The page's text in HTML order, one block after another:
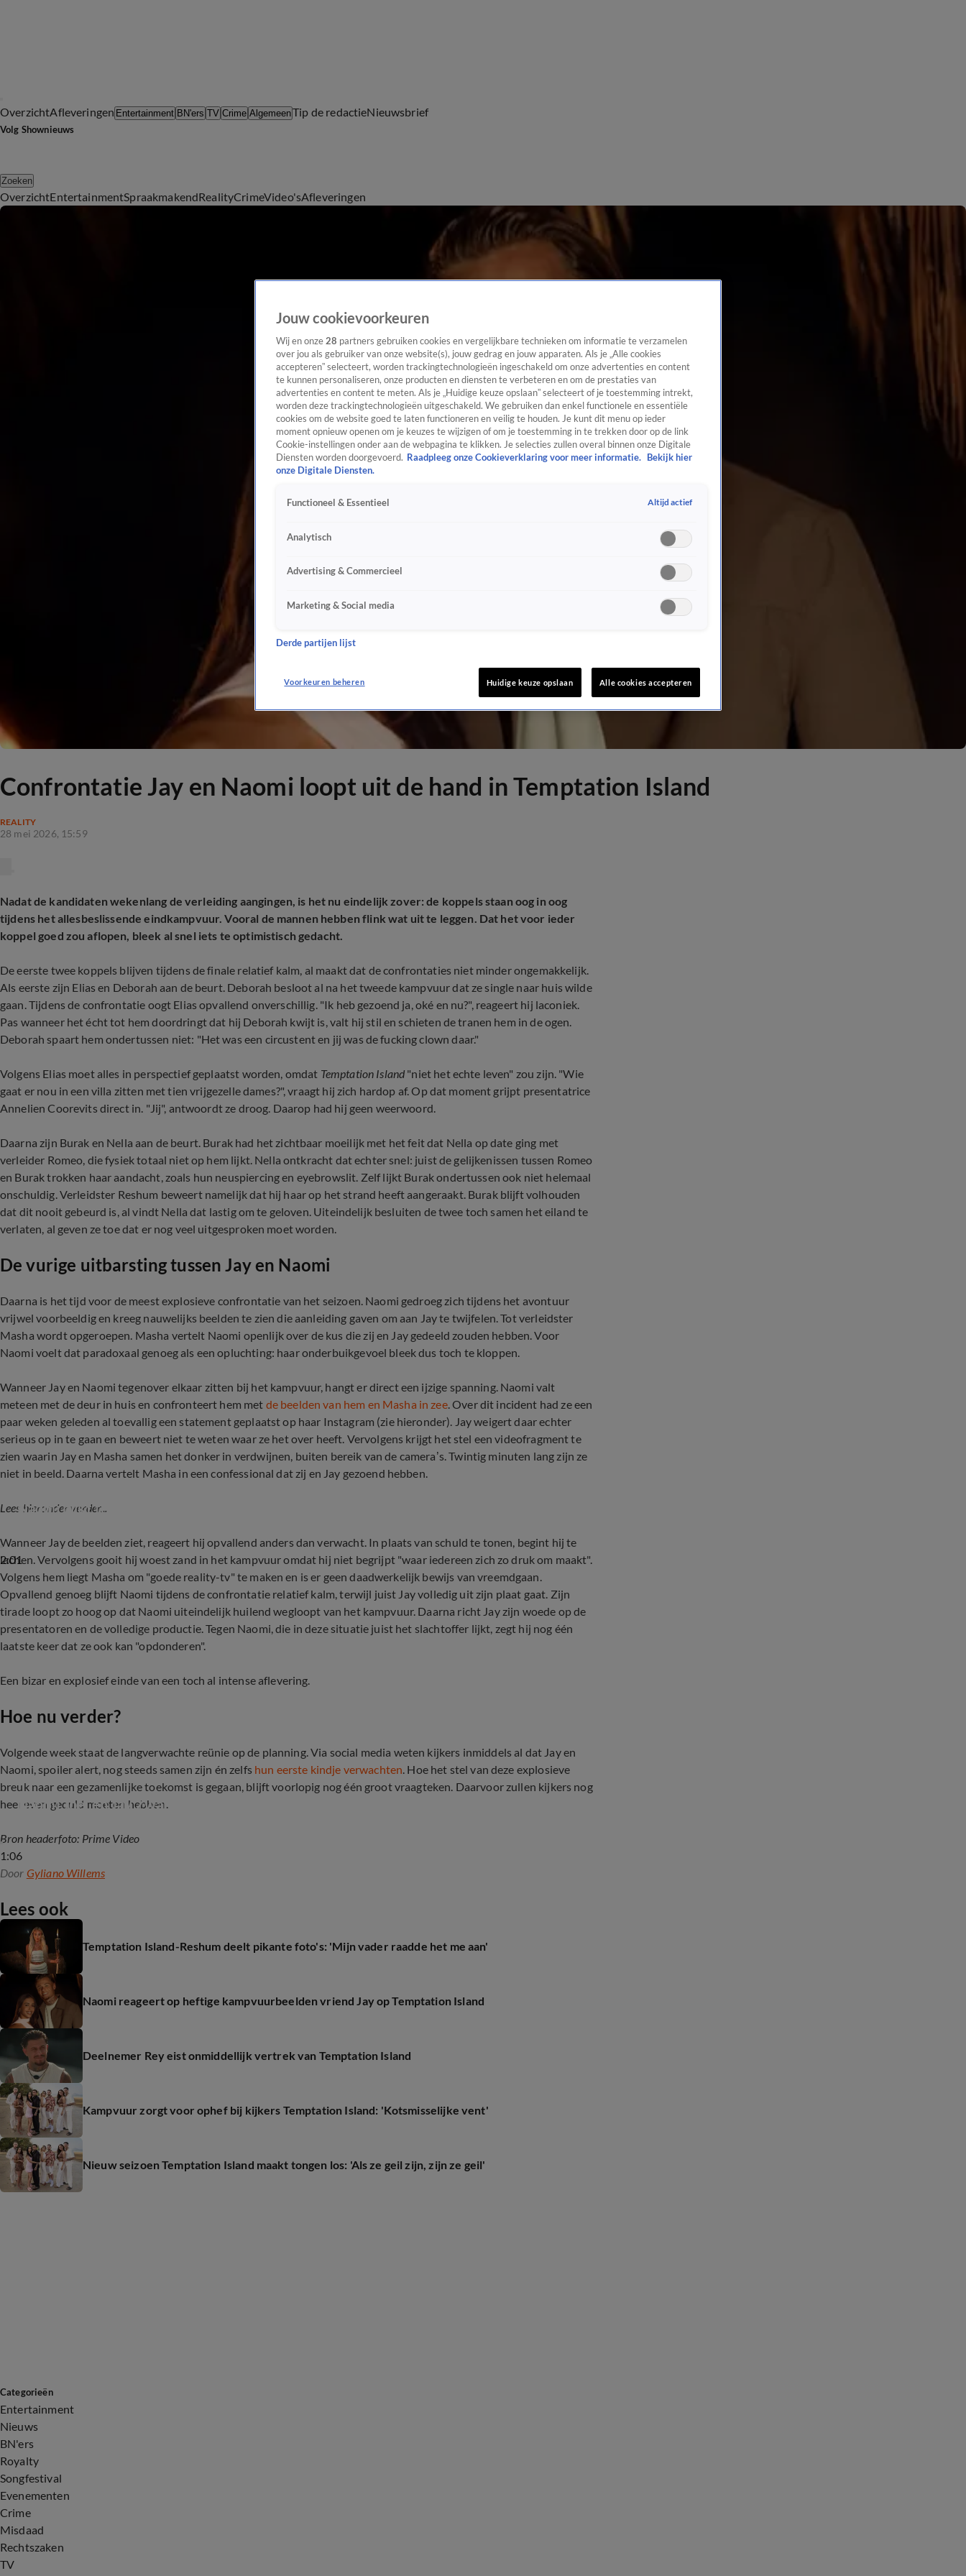
OverzichtAfleveringen Entertainment BN'ers TV Crime AlgemeenTip de redactieNieuwsbrief
Volg Shownieuws
Zoeken
OverzichtEntertainmentSpraakmakendRealityCrimeVideo'sAfleveringen
Confrontatie Jay en Naomi loopt uit de hand in Temptation Island
REALITY
28 mei 2026, 15:59
Nadat de kandidaten wekenlang de verleiding aangingen, is het nu eindelijk zover: de koppels staan oog in oog
tijdens het allesbeslissende eindkampvuur. Vooral de mannen hebben flink wat uit te leggen. Dat het voor ieder
koppel goed zou aflopen, bleek al snel iets te optimistisch gedacht.
De eerste twee koppels blijven tijdens de finale relatief kalm, al maakt dat de confrontaties niet minder ongemakkelijk.
Als eerste zijn Elias en Deborah aan de beurt. Deborah besloot al na het tweede kampvuur dat ze single naar huis wilde
gaan. Tijdens de confrontatie oogt Elias opvallend onverschillig. "Ik heb gezoend ja, oké en nu?", reageert hij laconiek.
Pas wanneer het écht tot hem doordringt dat hij Deborah kwijt is, valt hij stil en schieten de tranen hem in de ogen.
Deborah spaart hem ondertussen niet: "Het was een circustent en jij was de fucking clown daar."
Volgens Elias moet alles in perspectief geplaatst worden, omdat Temptation Island "niet het echte leven" zou zijn. "Wie
gaat er nou in een villa zitten met tien vrijgezelle dames?", vraagt hij zich hardop af. Op dat moment grijpt presentatrice
Annelien Coorevits direct in. "Jij", antwoordt ze droog. Daarop had hij geen weerwoord.
Daarna zijn Burak en Nella aan de beurt. Burak had het zichtbaar moeilijk met het feit dat Nella op date ging met
verleider Romeo, die fysiek totaal niet op hem lijkt. Nella ontkracht dat echter snel: juist de gelijkenissen tussen Romeo
en Burak trokken haar aandacht, zoals hun neuspiercing en eyebrowslit. Zelf lijkt Burak ondertussen ook niet helemaal
onschuldig. Verleidster Reshum beweert namelijk dat hij haar op het strand heeft aangeraakt. Burak blijft volhouden
dat dit nooit gebeurd is, al vindt Nella dat lastig om te geloven. Uiteindelijk besluiten de twee toch samen het eiland te
verlaten, al geven ze toe dat er nog veel uitgesproken moet worden.
De vurige uitbarsting tussen Jay en Naomi
Daarna is het tijd voor de meest explosieve confrontatie van het seizoen. Naomi gedroeg zich tijdens het avontuur
vrijwel voorbeeldig en kreeg nauwelijks beelden te zien die aanleiding gaven om aan Jay te twijfelen. Tot verleidster
Masha wordt opgeroepen. Masha vertelt Naomi openlijk over de kus die zij en Jay gedeeld zouden hebben. Voor
Naomi voelt dat paradoxaal genoeg als een opluchting: haar onderbuikgevoel bleek dus toch te kloppen.
Wanneer Jay en Naomi tegenover elkaar zitten bij het kampvuur, hangt er direct een ijzige spanning. Naomi valt
meteen met de deur in huis en confronteert hem met de beelden van hem en Masha in zee. Over dit incident had ze een
paar weken geleden al toevallig een statement geplaatst op haar Instagram (zie hieronder). Jay weigert daar echter
serieus op in te gaan en beweert niet te weten waar ze het over heeft. Vervolgens krijgt het stel een videofragment te
zien waarin Jay en Masha samen het donker in verdwijnen, buiten bereik van de camera’s. Twintig minuten lang zijn ze
niet in beeld. Daarna vertelt Masha in een confessional dat zij en Jay gezoend hebben.
Lees hieronder verder...
2:01
Naomi blikt terug op intens kampvuurmoment Jay in Temptation Island
Wanneer Jay de beelden ziet, reageert hij opvallend anders dan verwacht. In plaats van schuld te tonen, begint hij te
lachen. Vervolgens gooit hij woest zand in het kampvuur omdat hij niet begrijpt "waar iedereen zich zo druk om maakt".
Volgens hem liegt Masha om "goede reality-tv" te maken en is er geen daadwerkelijk bewijs van vreemdgaan.
Opvallend genoeg blijft Naomi tijdens de confrontatie relatief kalm, terwijl juist Jay volledig uit zijn plaat gaat. Zijn
tirade loopt zo hoog op dat Naomi uiteindelijk huilend wegloopt van het kampvuur. Daarna richt Jay zijn woede op de
presentatoren en de volledige productie. Tegen Naomi, die in deze situatie juist het slachtoffer lijkt, zegt hij nog één
laatste keer dat ze ook kan "opdonderen".
Een bizar en explosief einde van een toch al intense aflevering.
Hoe nu verder?
Volgende week staat de langverwachte reünie op de planning. Via social media weten kijkers inmiddels al dat Jay en
Naomi, spoiler alert, nog steeds samen zijn én zelfs hun eerste kindje verwachten. Hoe het stel van deze explosieve
breuk naar een gezamenlijke toekomst is gegaan, blijft voorlopig nog één groot vraagteken. Daarvoor zullen kijkers nog
heel even geduld moeten hebben.
1:06
Naomi Joël en Jay Zwarts onthullen geslacht van baby
Bron headerfoto: Prime Video
Door Gyliano Willems
Lees ook
Temptation Island-Reshum deelt pikante foto's: 'Mijn vader raadde het me aan'
Naomi reageert op heftige kampvuurbeelden vriend Jay op Temptation Island
Deelnemer Rey eist onmiddellijk vertrek van Temptation Island
Kampvuur zorgt voor ophef bij kijkers Temptation Island: 'Kotsmisselijke vent'
Nieuw seizoen Temptation Island maakt tongen los: 'Als ze geil zijn, zijn ze geil'
Categorieën
Entertainment
Nieuws
BN'ers
Royalty
Songfestival
Evenementen
Crime
Misdaad
Rechtszaken
TV
Jouw cookievoorkeuren
Wij en onze 28 partners gebruiken cookies en vergelijkbare technieken om informatie te verzamelen
over jou als gebruiker van onze website(s), jouw gedrag en jouw apparaten. Als je „Alle cookies
accepteren” selecteert, worden trackingtechnologieën ingeschakeld om onze advertenties en content
te kunnen personaliseren, onze producten en diensten te verbeteren en om de prestaties van
advertenties en content te meten. Als je „Huidige keuze opslaan” selecteert of je toestemming intrekt,
worden deze trackingtechnologieën uitgeschakeld. We gebruiken dan enkel functionele en essentiële
cookies om de website goed te laten functioneren en veilig te houden. Je kunt dit menu op ieder
moment opnieuw openen om je keuzes te wijzigen of om je toestemming in te trekken door op de link
Cookie-instellingen onder aan de webpagina te klikken. Je selecties zullen overal binnen onze Digitale
Diensten worden doorgevoerd. Raadpleeg onze Cookieverklaring voor meer informatie.
Bekijk hier
onze Digitale Diensten.
Functioneel & Essentieel Altijd actief
Analytisch
Advertising & Commercieel
Marketing & Social media
Derde partijen lijst
Voorkeuren beheren Huidige keuze opslaan Alle cookies accepteren